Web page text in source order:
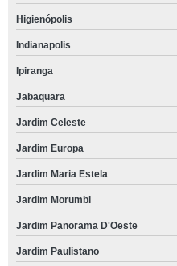
Higienópolis
Indianapolis
Ipiranga
Jabaquara
Jardim Celeste
Jardim Europa
Jardim Maria Estela
Jardim Morumbi
Jardim Panorama D'Oeste
Jardim Paulistano